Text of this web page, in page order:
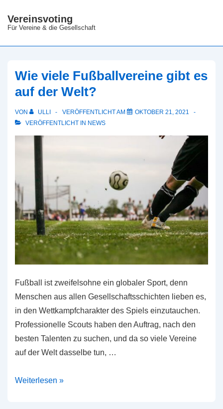
ZumVereinsvoting
Für Vereine & die Gesellschaft
Wie viele Fußballvereine gibt es
auf der Welt?
VON ULLI VERÖFFENTLICHT AM
OKTOBER 21, 2021
VERÖFFENTLICHT IN NEWS
Fußball ist zweifelsohne ein globaler Sport, denn
Menschen aus allen Gesellschaftsschichten lieben es,
in den Wettkampfcharakter des Spiels einzutauchen.
Professionelle Scouts haben den Auftrag, nach den
besten Talenten zu suchen, und da so viele Vereine
auf der Welt dasselbe tun, …
Wie
Weiterlesen »